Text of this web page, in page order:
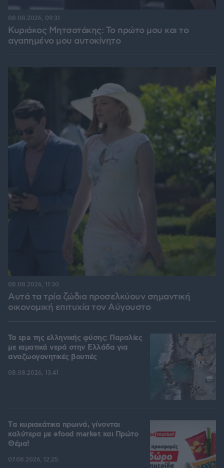
Κυριάκος Μητσοτάκης: Το πρώτο μου και το
αγαπημένο μου αυτοκίνητο
08.08.2026, 09:31
Αυτά τα τρία ζώδια προσελκύουν σημαντική
οικονομική επιτυχία τον Αύγουστο
08.08.2026, 11:30
Τα spa της ελληνικής φύσης: Παραλίες
με ιαματικά νερά στην Ελλάδα για
αναζωογονητικές βουτιές
08.08.2026, 13:41
Tα κυριακάτικα πρωινά, γίνονται
καλύτερα με efood market και Πρώτο
Θέμα!
07.08.2026, 12:25